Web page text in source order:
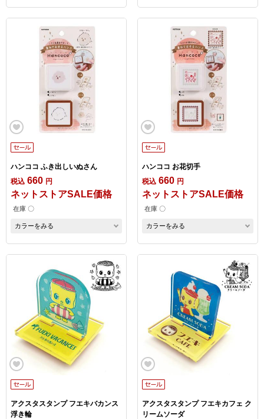
ハンココ ふき出しいぬさん
税込 660 円
ネットストアSALE価格
在庫 〇
カラーをみる
ハンココ お花切手
税込 660 円
ネットストアSALE価格
在庫 〇
カラーをみる
アクスタスタンプ フエキバカンス
浮き輪
アクスタスタンプ フエキカフェ ク
リームソーダ